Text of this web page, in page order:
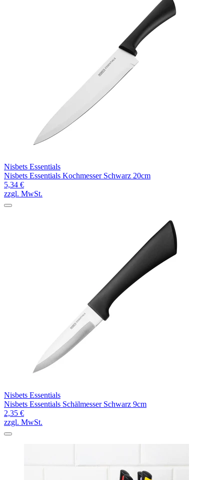
Nisbets Essentials
Nisbets Essentials Kochmesser Schwarz 20cm
5,34 €
zzgl. MwSt.
Nisbets Essentials
Nisbets Essentials Schälmesser Schwarz 9cm
2,35 €
zzgl. MwSt.